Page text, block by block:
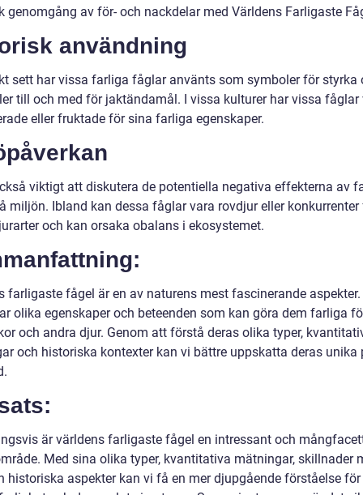
genomgång av för- och nackdelar med Världens Farligaste
användning
sett har vissa farliga fåglar använts som symboler för styrka
till och med för jaktändamål. I vissa kulturer har vissa fåglar
eller fruktade för sina farliga egenskaper.
viktigt att diskutera de potentiella negativa effekterna av
miljön. Ibland kan dessa fåglar vara rovdjur eller konkurrenter
och kan orsaka obalans i ekosystemet.
farligaste fågel är en av naturens mest fascinerande aspekter.
olika egenskaper och beteenden som kan göra dem farliga
och andra djur. Genom att förstå deras olika typer,
och historiska kontexter kan vi bättre uppskatta deras unika
är världens farligaste fågel en intressant och
Med sina olika typer, kvantitativa mätningar, skillnader
historiska aspekter kan vi få en mer djupgående förståelse